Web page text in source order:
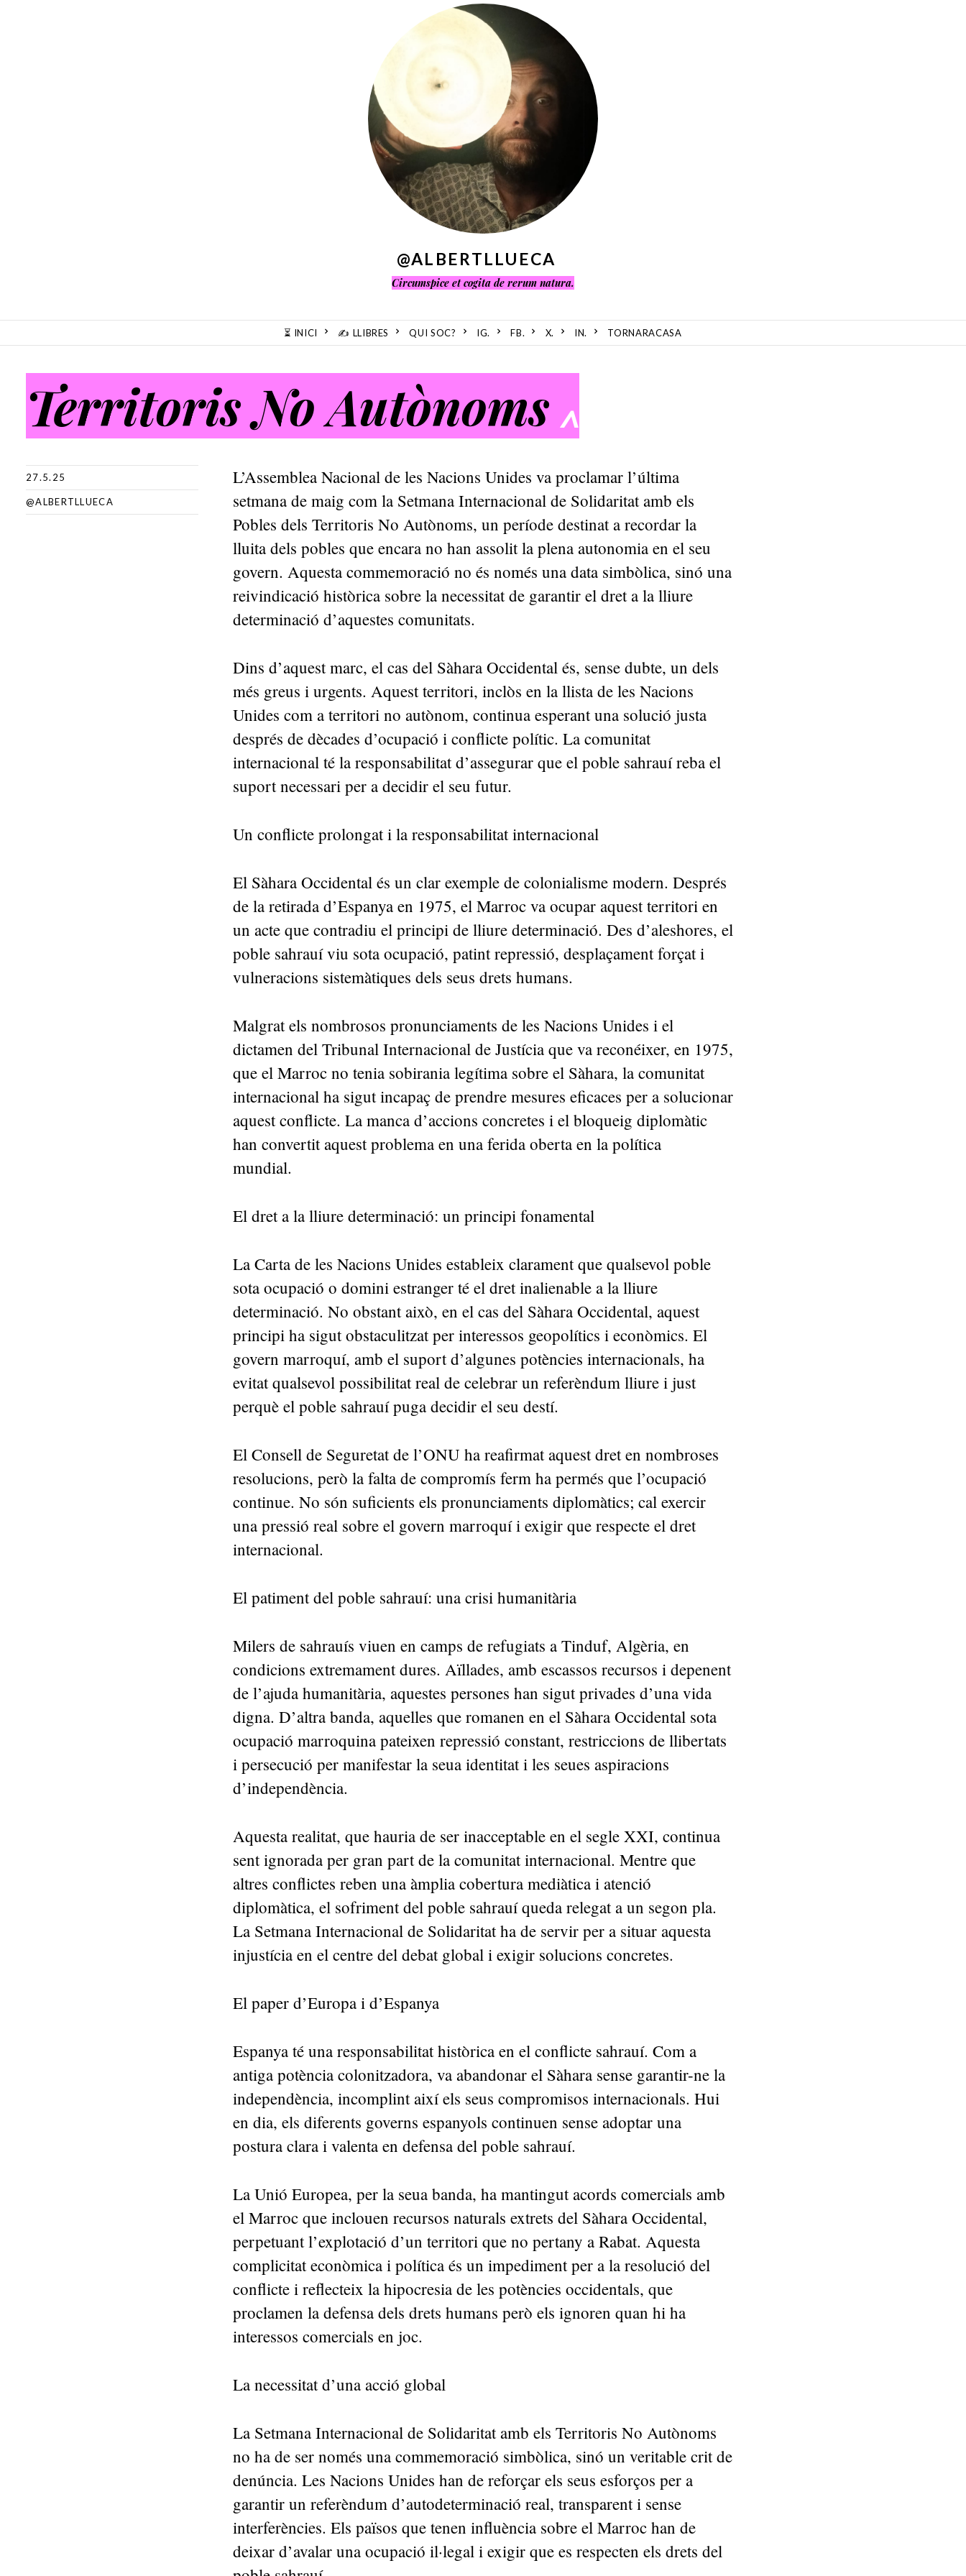
@ALBERTLLUECA
Circumspice et cogita de rerum natura.
⏳ INICI ✍️ LLIBRES QUI SOC? IG. FB. X. IN. TORNARACASA
Territoris No Autònoms ^
27.5.25
@ALBERTLLUECA
L’Assemblea Nacional de les Nacions Unides va proclamar l’última
setmana de maig com la Setmana Internacional de Solidaritat amb els
Pobles dels Territoris No Autònoms, un període destinat a recordar la
lluita dels pobles que encara no han assolit la plena autonomia en el seu
govern. Aquesta commemoració no és només una data simbòlica, sinó una
reivindicació històrica sobre la necessitat de garantir el dret a la lliure
determinació d’aquestes comunitats.
Dins d’aquest marc, el cas del Sàhara Occidental és, sense dubte, un dels
més greus i urgents. Aquest territori, inclòs en la llista de les Nacions
Unides com a territori no autònom, continua esperant una solució justa
després de dècades d’ocupació i conflicte polític. La comunitat
internacional té la responsabilitat d’assegurar que el poble sahrauí reba el
suport necessari per a decidir el seu futur.
Un conflicte prolongat i la responsabilitat internacional
El Sàhara Occidental és un clar exemple de colonialisme modern. Després
de la retirada d’Espanya en 1975, el Marroc va ocupar aquest territori en
un acte que contradiu el principi de lliure determinació. Des d’aleshores, el
poble sahrauí viu sota ocupació, patint repressió, desplaçament forçat i
vulneracions sistemàtiques dels seus drets humans.
Malgrat els nombrosos pronunciaments de les Nacions Unides i el
dictamen del Tribunal Internacional de Justícia que va reconéixer, en 1975,
que el Marroc no tenia sobirania legítima sobre el Sàhara, la comunitat
internacional ha sigut incapaç de prendre mesures eficaces per a solucionar
aquest conflicte. La manca d’accions concretes i el bloqueig diplomàtic
han convertit aquest problema en una ferida oberta en la política
mundial.
El dret a la lliure determinació: un principi fonamental
La Carta de les Nacions Unides estableix clarament que qualsevol poble
sota ocupació o domini estranger té el dret inalienable a la lliure
determinació. No obstant això, en el cas del Sàhara Occidental, aquest
principi ha sigut obstaculitzat per interessos geopolítics i econòmics. El
govern marroquí, amb el suport d’algunes potències internacionals, ha
evitat qualsevol possibilitat real de celebrar un referèndum lliure i just
perquè el poble sahrauí puga decidir el seu destí.
El Consell de Seguretat de l’ONU ha reafirmat aquest dret en nombroses
resolucions, però la falta de compromís ferm ha permés que l’ocupació
continue. No són suficients els pronunciaments diplomàtics; cal exercir
una pressió real sobre el govern marroquí i exigir que respecte el dret
internacional.
El patiment del poble sahrauí: una crisi humanitària
Milers de sahrauís viuen en camps de refugiats a Tinduf, Algèria, en
condicions extremament dures. Aïllades, amb escassos recursos i depenent
de l’ajuda humanitària, aquestes persones han sigut privades d’una vida
digna. D’altra banda, aquelles que romanen en el Sàhara Occidental sota
ocupació marroquina pateixen repressió constant, restriccions de llibertats
i persecució per manifestar la seua identitat i les seues aspiracions
d’independència.
Aquesta realitat, que hauria de ser inacceptable en el segle XXI, continua
sent ignorada per gran part de la comunitat internacional. Mentre que
altres conflictes reben una àmplia cobertura mediàtica i atenció
diplomàtica, el sofriment del poble sahrauí queda relegat a un segon pla.
La Setmana Internacional de Solidaritat ha de servir per a situar aquesta
injustícia en el centre del debat global i exigir solucions concretes.
El paper d’Europa i d’Espanya
Espanya té una responsabilitat històrica en el conflicte sahrauí. Com a
antiga potència colonitzadora, va abandonar el Sàhara sense garantir-ne la
independència, incomplint així els seus compromisos internacionals. Hui
en dia, els diferents governs espanyols continuen sense adoptar una
postura clara i valenta en defensa del poble sahrauí.
La Unió Europea, per la seua banda, ha mantingut acords comercials amb
el Marroc que inclouen recursos naturals extrets del Sàhara Occidental,
perpetuant l’explotació d’un territori que no pertany a Rabat. Aquesta
complicitat econòmica i política és un impediment per a la resolució del
conflicte i reflecteix la hipocresia de les potències occidentals, que
proclamen la defensa dels drets humans però els ignoren quan hi ha
interessos comercials en joc.
La necessitat d’una acció global
La Setmana Internacional de Solidaritat amb els Territoris No Autònoms
no ha de ser només una commemoració simbòlica, sinó un veritable crit de
denúncia. Les Nacions Unides han de reforçar els seus esforços per a
garantir un referèndum d’autodeterminació real, transparent i sense
interferències. Els països que tenen influència sobre el Marroc han de
deixar d’avalar una ocupació il·legal i exigir que es respecten els drets del